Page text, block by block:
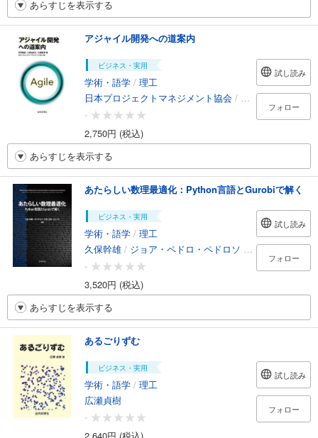
あらすじを表示する
アジャイル開発への道案内
ビジネス・実用
学術・語学 / 理工
日本プロジェクトマネジメント協会 / 片岡雅憲/小原由
-
2,750円 (税込)
試し読み
フォロー
あらすじを表示する
あたらしい数理最適化：Python言語とGurobiで解く
ビジネス・実用
学術・語学 / 理工
久保幹雄 / ジョア・ペドロ・ペドロソ 村松正和/アブ
-
3,520円 (税込)
試し読み
フォロー
あらすじを表示する
あるごりずむ
ビジネス・実用
学術・語学 / 理工
広瀬貞樹
-
試し読み
フォロー